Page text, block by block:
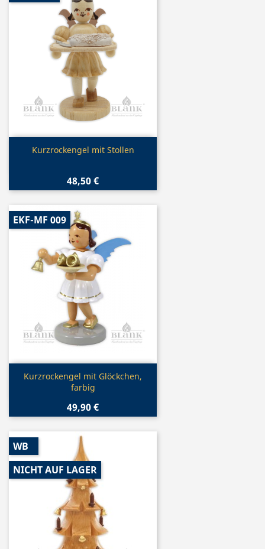
Vorschau
Kurzrockengel mit Stollen
48,50 €
Vorschau
Kurzrockengel mit Glöckchen,
farbig
49,90 €
EKF-MF 009
WB
NICHT AUF LAGER